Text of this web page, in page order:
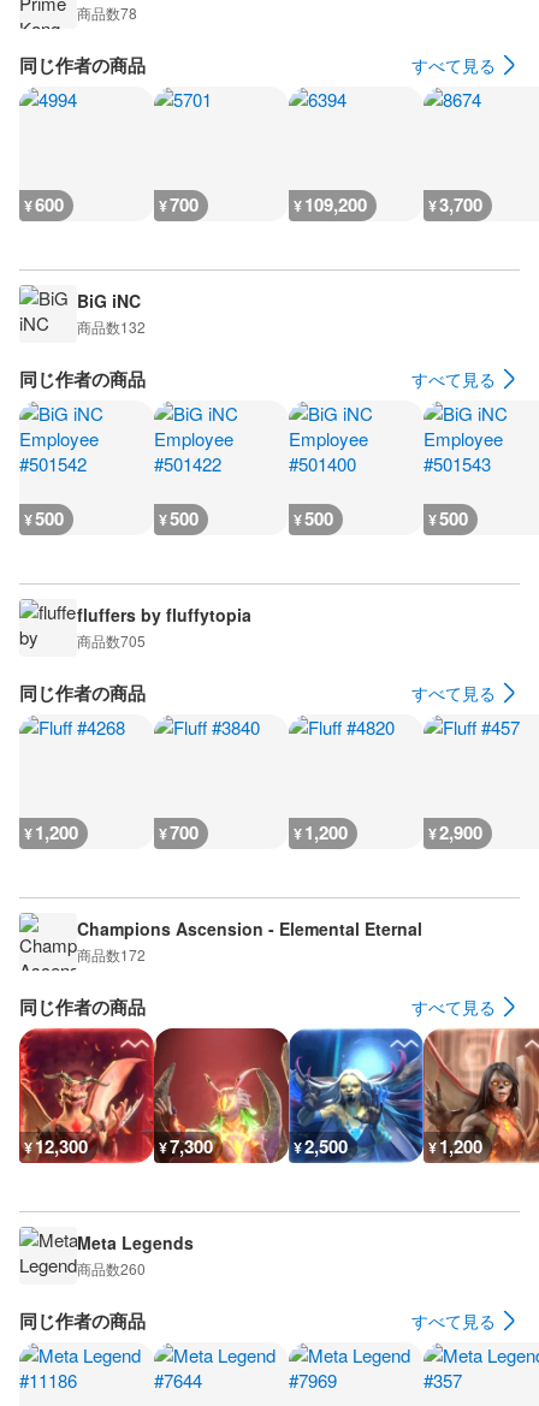
商品数78
同じ作者の商品 すべて見る
¥600 ¥700 ¥109,200 ¥3,700
BiG iNC
商品数132
同じ作者の商品 すべて見る
¥500 ¥500 ¥500 ¥500
fluffers by fluffytopia
商品数705
同じ作者の商品 すべて見る
¥1,200 ¥700 ¥1,200 ¥2,900
Champions Ascension - Elemental Eternal
商品数172
同じ作者の商品 すべて見る
¥12,300 ¥7,300 ¥2,500 ¥1,200
Meta Legends
商品数260
同じ作者の商品 すべて見る